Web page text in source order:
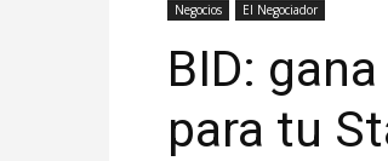
Negocios El Negociador
BID:
para tu